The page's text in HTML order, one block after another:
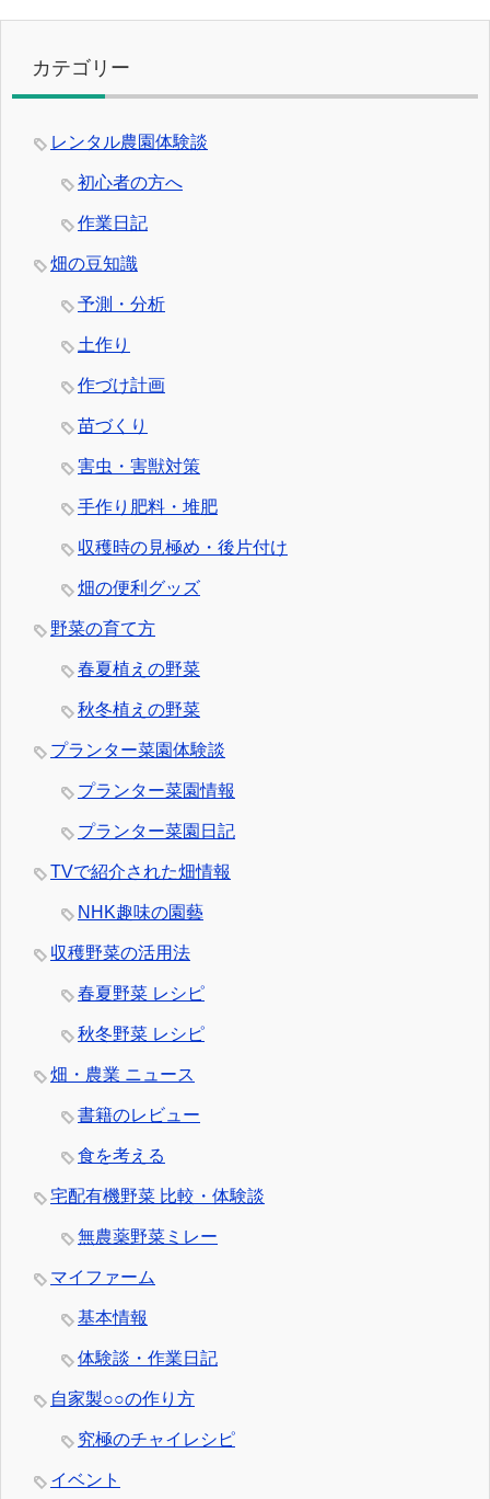
カテゴリー
レンタル農園体験談
初心者の方へ
作業日記
畑の豆知識
予測・分析
土作り
作づけ計画
苗づくり
害虫・害獣対策
手作り肥料・堆肥
収穫時の見極め・後片付け
畑の便利グッズ
野菜の育て方
春夏植えの野菜
秋冬植えの野菜
プランター菜園体験談
プランター菜園情報
プランター菜園日記
TVで紹介された畑情報
NHK趣味の園藝
収穫野菜の活用法
春夏野菜 レシピ
秋冬野菜 レシピ
畑・農業 ニュース
書籍のレビュー
食を考える
宅配有機野菜 比較・体験談
無農薬野菜ミレー
マイファーム
基本情報
体験談・作業日記
自家製○○の作り方
究極のチャイレシピ
イベント